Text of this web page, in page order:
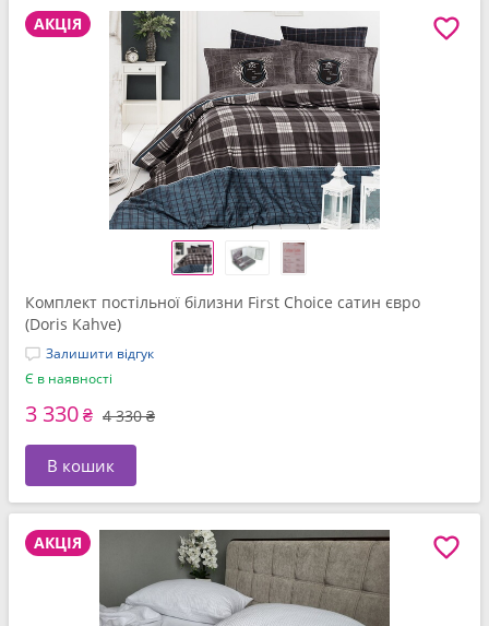
АКЦІЯ
Комплект постільної білизни First Choice сатин євро
(Doris Kahve)
Залишити відгук
Є в наявності
3 330₴ 4 330 ₴
В кошик
АКЦІЯ